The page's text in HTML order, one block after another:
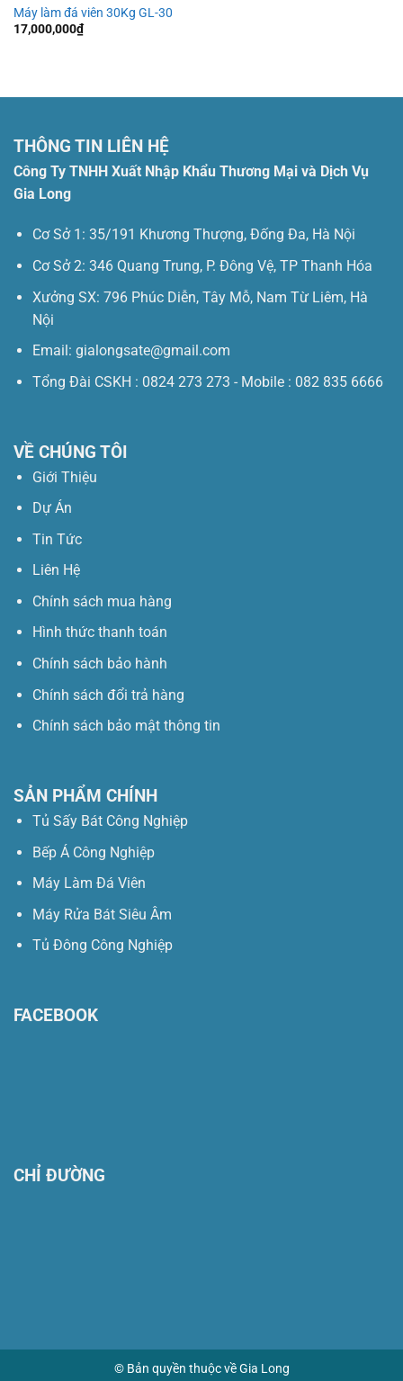
Máy làm đá viên 30Kg GL-30
17,000,000₫
THÔNG TIN LIÊN HỆ
Công Ty TNHH Xuất Nhập Khẩu Thương Mại và Dịch Vụ
Gia Long
Cơ Sở 1: 35/191 Khương Thượng, Đống Đa, Hà Nội
Cơ Sở 2: 346 Quang Trung, P. Đông Vệ, TP Thanh Hóa
Xưởng SX: 796 Phúc Diễn, Tây Mỗ, Nam Từ Liêm, Hà
Nội
Email: gialongsate@gmail.com
Tổng Đài CSKH : 0824 273 273 - Mobile : 082 835 6666
VỀ CHÚNG TÔI
Giới Thiệu
Dự Án
Tin Tức
Liên Hệ
Chính sách mua hàng
Hình thức thanh toán
Chính sách bảo hành
Chính sách đổi trả hàng
Chính sách bảo mật thông tin
SẢN PHẨM CHÍNH
Tủ Sấy Bát Công Nghiệp
Bếp Á Công Nghiệp
Máy Làm Đá Viên
Máy Rửa Bát Siêu Âm
Tủ Đông Công Nghiệp
FACEBOOK
CHỈ ĐƯỜNG
© Bản quyền thuộc về Gia Long